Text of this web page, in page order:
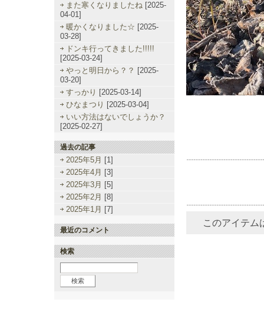
このアイテム
また寒くなりましたね [2025-
04-01]
暖かくなりました☆ [2025-
03-28]
ドンキ行ってきました!!!!!
[2025-03-24]
やっと明日から？？ [2025-
03-20]
すっかり [2025-03-14]
ひなまつり [2025-03-04]
いい方法はないでしょうか？
[2025-02-27]
過去の記事
2025年5月
[1]
2025年4月
[3]
2025年3月
[5]
2025年2月
[8]
2025年1月
[7]
最近のコメント
検索